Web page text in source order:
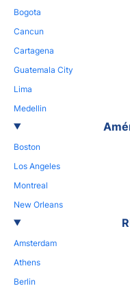
Bogota
Cancun
Cartagena
Guatemala City
Lima
Medellin
Boston
Los Angeles
Montreal
New Orleans
Amsterdam
Athens
Berlin